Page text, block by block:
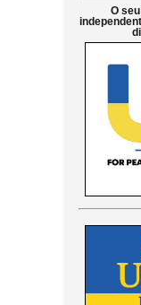
O